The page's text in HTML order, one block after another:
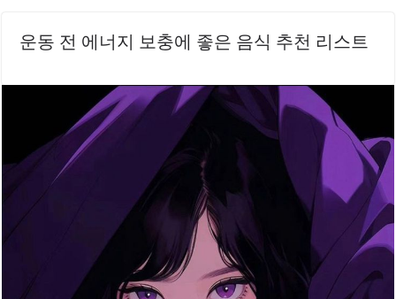
운동 전 에너지 보충에 좋은 음식 추천 리스트